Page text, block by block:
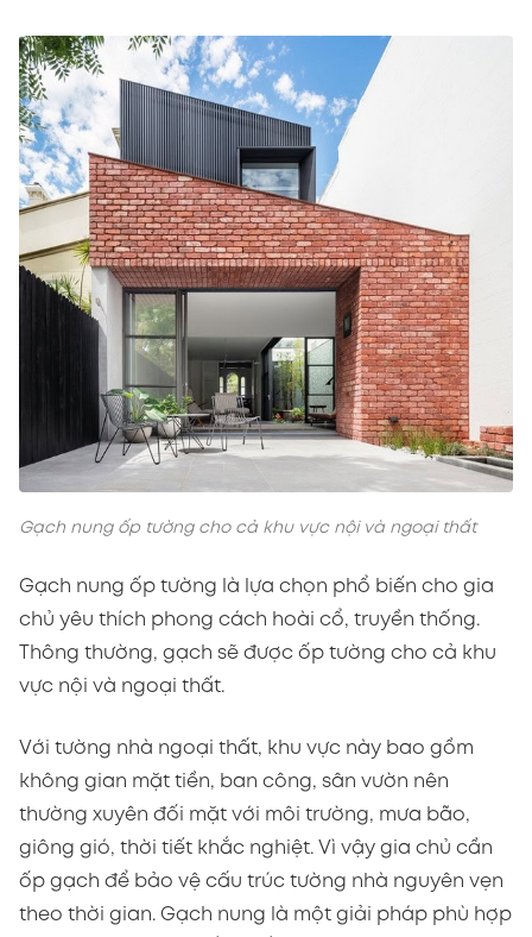
Gạch nung ốp tường cho cả khu vực nội và ngoại thất
Gạch nung ốp tường là lựa chọn phổ biến cho gia
chủ yêu thích phong cách hoài cổ, truyền thống.
Thông thường, gạch sẽ được ốp tường cho cả khu
vực nội và ngoại thất.
Với tường nhà ngoại thất, khu vực này bao gồm
không gian mặt tiền, ban công, sân vườn nên
thường xuyên đối mặt với môi trường, mưa bão,
giông gió, thời tiết khắc nghiệt. Vì vậy gia chủ cần
ốp gạch để bảo vệ cấu trúc tường nhà nguyên vẹn
theo thời gian. Gạch nung là một giải pháp phù hợp